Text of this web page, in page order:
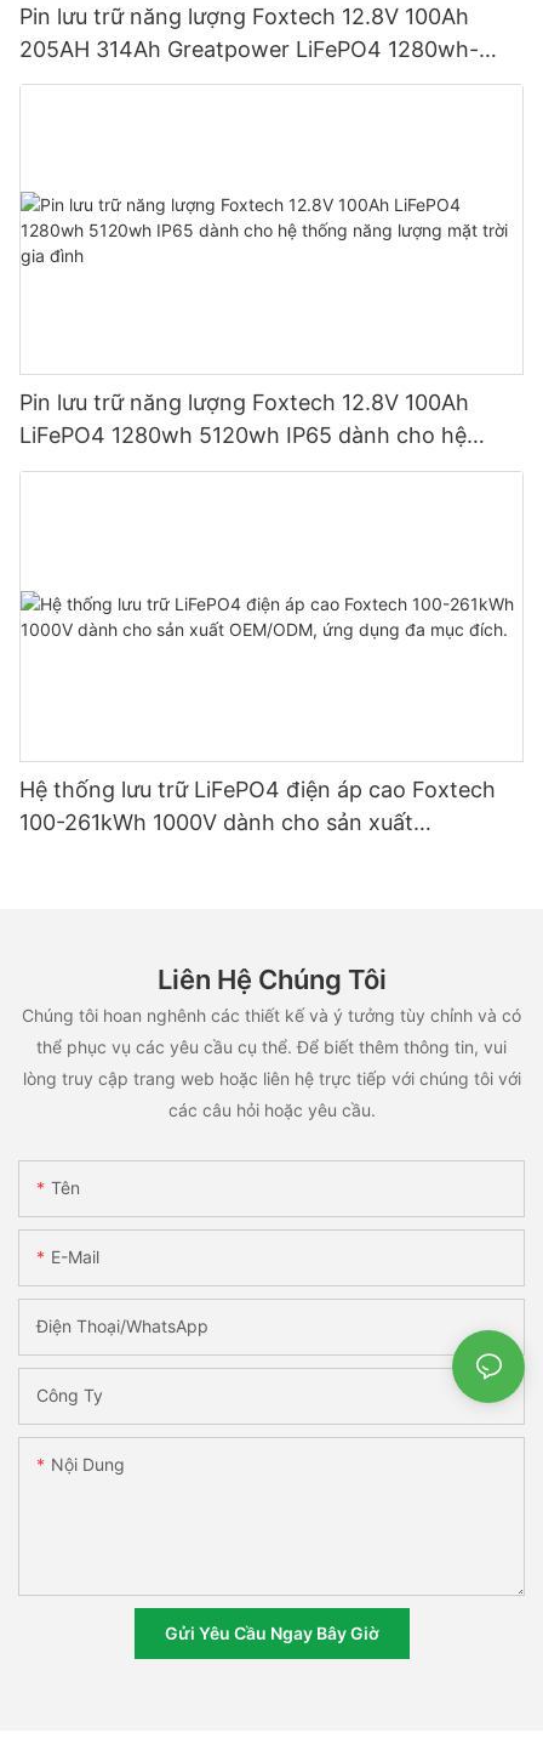
Pin lưu trữ năng lượng Foxtech 12.8V 100Ah
205AH 314Ah Greatpower LiFePO4 1280wh-
5120wh IP65
Pin lưu trữ năng lượng Foxtech 12.8V 100Ah
LiFePO4 1280wh 5120wh IP65 dành cho hệ
thống năng lượng mặt trời gia đình
Hệ thống lưu trữ LiFePO4 điện áp cao Foxtech
100-261kWh 1000V dành cho sản xuất
Liên Hệ Chúng Tôi
Chúng tôi hoan nghênh các thiết kế và ý tưởng tùy chỉnh và có
thể phục vụ các yêu cầu cụ thể. Để biết thêm thông tin, vui
lòng truy cập trang web hoặc liên hệ trực tiếp với chúng tôi với
các câu hỏi hoặc yêu cầu.
Tên
E-Mail
Điện Thoại/WhatsApp
Công Ty
Nội Dung
Gửi Yêu Cầu Ngay Bây Giờ